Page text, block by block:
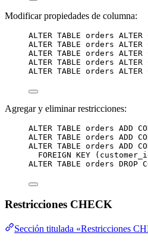
Modificar propiedades de columna:
ALTER TABLE orders ALTER
ALTER TABLE orders ALTER
ALTER TABLE orders ALTER
ALTER TABLE orders ALTER
ALTER TABLE orders ALTER
Agregar y eliminar restricciones:
ALTER TABLE orders ADD
ALTER TABLE orders ADD
ALTER TABLE orders ADD
FOREIGN KEY
ALTER TABLE orders DROP
Restricciones CHECK
Sección titulada «Restricciones